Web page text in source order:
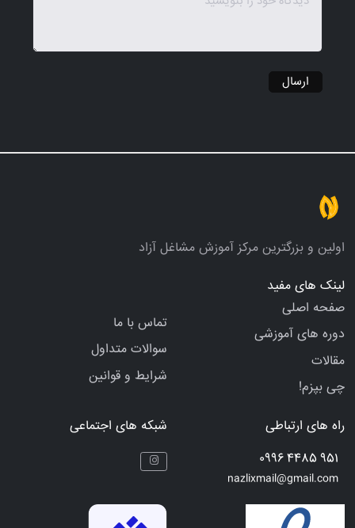
ارسال
اولین و بزرگترین مرکز آموزش مشاغل آزاد
لینک های مفید
صفحه اصلی
دوره های آموزشی
مقالات
چی بپزم!
تماس با ما
سوالات متداول
شرایط و قوانین
راه های ارتباطی
951 4485 0996
nazlixmail@gmail.com
شبکه های اجتماعی